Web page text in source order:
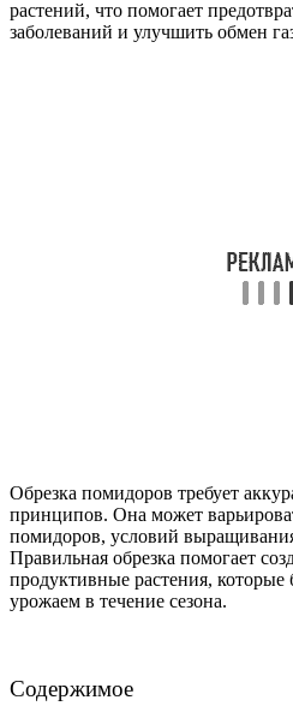
растений, что помогает
заболеваний и улучшить обмен
Обрезка помидоров требует
принципов. Она может
помидоров, условий
Правильная обрезка помогает
продуктивные растения, которые
урожаем в течение сезона.
Содержимое